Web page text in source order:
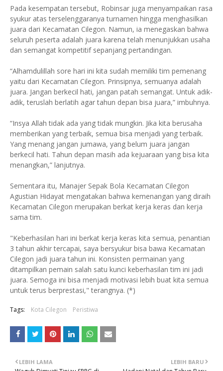
Pada kesempatan tersebut, Robinsar juga menyampaikan rasa
syukur atas terselenggaranya turnamen hingga menghasilkan
juara dari Kecamatan Cilegon. Namun, ia menegaskan bahwa
seluruh peserta adalah juara karena telah menunjukkan usaha
dan semangat kompetitif sepanjang pertandingan.
“Alhamdulillah sore hari ini kita sudah memiliki tim pemenang
yaitu dari Kecamatan Cilegon. Prinsipnya, semuanya adalah
juara. Jangan berkecil hati, jangan patah semangat. Untuk adik-
adik, teruslah berlatih agar tahun depan bisa juara,” imbuhnya.
“Insya Allah tidak ada yang tidak mungkin. Jika kita berusaha
memberikan yang terbaik, semua bisa menjadi yang terbaik.
Yang menang jangan jumawa, yang belum juara jangan
berkecil hati. Tahun depan masih ada kejuaraan yang bisa kita
menangkan,” lanjutnya.
Sementara itu, Manajer Sepak Bola Kecamatan Cilegon
Agustian Hidayat mengatakan bahwa kemenangan yang diraih
Kecamatan Cilegon merupakan berkat kerja keras dan kerja
sama tim.
"Keberhasilan hari ini berkat kerja keras kita semua, penantian
3 tahun akhir tercapai, saya bersyukur bisa bawa Kecamatan
Cilegon jadi juara tahun ini. Konsisten permainan yang
ditampilkan pemain salah satu kunci keberhasilan tim ini jadi
juara. Semoga ini bisa menjadi motivasi lebih buat kita semua
untuk terus berprestasi," terangnya. (*)
Tags: Kota Cilegon Peristiwa
LEBIH BARU
LEBIH LAMA